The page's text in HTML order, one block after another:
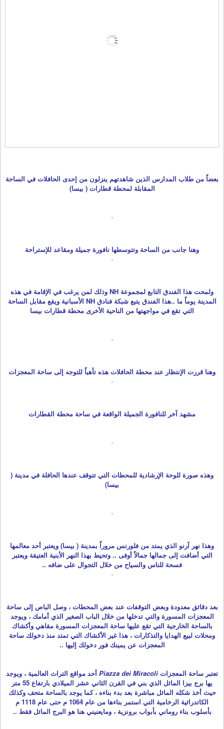
بعضاً من طلاب المدارس الذين شاهدتهم ينزلون من إحدى الحافلات في الساحة
المقابلة لمحطة قطارات ( بيسا)
وهنا جانب من الساحة وتتوسطها نافورة جميلة ومقاعد للإستراحة
ولمحت هذا الفندق التابع لمجموعة NH وذلك لمن يرغب في الإقامة في هذه
المدينة يوماً ما ..هذا الفندق يتبع شبكة فنادق NH الأسبانية ويقع مقابل الساحة
التي تقع في مواجهتها من الناحية الأخرى محطة قطارات بيسا
وهنا قررت الإنتظار عند محطة الحافلات هذه تأهباً للتوجه إلى ساحة المعجزات
مشهد آخر للنافورة الجميلة الواقعة في ساحة محطة القطارات
وهذه صورة للوحة الإرشادية للمحطات التي تتوقف عندها الحافلة في مدينة (
بيسا)
وهذا نهر آرنو الذي يمتد من فلورنس مروراً بمدينة ( بيسا) ويعتبر أحد معالمها
التي أضافت إلى جمالها جمالاً أوفى .. وتحيط بهذا النهر الأبنية العتيقة ويعتبر
فسحة للناس والسياح من خلال التجوال على ضافه ..
بعد دقائق معدودة وبعض التوقفات عند بعض المحطات ، وصل الباص إلى ساحة
المعجزات المسورة والتي تدخلها من خلال الباب الصغير الذي أمامك ، ويوجد
بالساحة الخارجية التي تقع عليها ساحة المعجزات المسورة مقاهي وأكشاك
ومحلات لبيع الهدايا والتذكارات ، هذا غير الأكشاك التي تمتد منذ دخولك ساحة
المعجزات عن يمينك فور دخولك إليها ..
تعتبر ساحة المعجزات Piazza dei Miracoli أحد مواقع التراث العالمية ، ويوجد
يها برج بيزا المائل الذي بني في القرن الثاني عشر الميلادي بارتفاع 55 متر
حيث أخذ شكله المائل مباشرة بعد بدء بناءه ، كما يوجد بالساحة متحف وكذلك
الكاتدرائية الرخامية التي استمر بناءها من عام 1064 م حتى عام 1118 م
بأسلوب بناء روماني بأبواب برونزية ، ومايعنيني هنا هو البرج المائل فقط ..